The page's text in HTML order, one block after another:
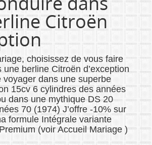
Citroën
choisissez de vous faire
une berline Citroën d’exception
voyager dans une superbe
15cv 6 cylindres des années
dans une mythique DS 20
70 (1974) J’offre -10% sur
formule Intégrale variante
(voir Accueil Mariage )